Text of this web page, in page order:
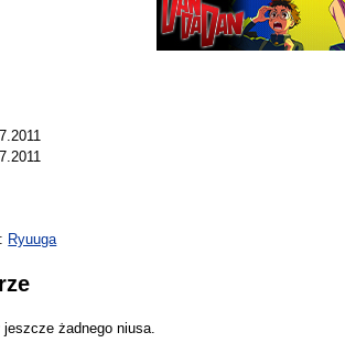
Ryuuga
jeszcze żadnego niusa.